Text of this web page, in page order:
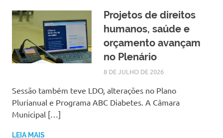
Projetos de direitos
humanos, saúde e
orçamento avançam
no Plenário
8 DE JULHO DE 2026
Sessão também teve LDO, alterações no Plano
Plurianual e Programa ABC Diabetes. A Câmara
Municipal […]
LEIA MAIS